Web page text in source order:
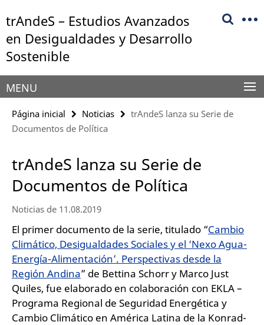
direkt
zu
Inhalt
trAndeS – Estudios Avanzados
en Desigualdades y Desarrollo
Sostenible
Herramientas
de
navegación
MENU
Página inicial Noticias
trAndeS lanza su Serie de
Documentos de Política
trAndeS lanza su Serie de
Documentos de Política
Noticias de 11.08.2019
El primer documento de la serie, titulado “Cambio
Climático, Desigualdades Sociales y el ‘Nexo Agua-
Energía-Alimentación’. Perspectivas desde la
Región Andina” de Bettina Schorr y Marco Just
Quiles, fue elaborado en colaboración con EKLA –
Programa Regional de Seguridad Energética y
Cambio Climático en América Latina de la Konrad-